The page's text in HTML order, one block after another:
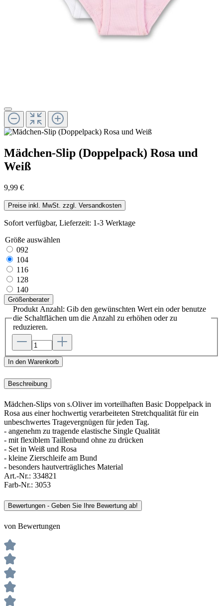
Mädchen-Slip (Doppelpack) Rosa und
Weiß
9,99 €
Preise inkl. MwSt. zzgl. Versandkosten
Sofort verfügbar, Lieferzeit: 1-3 Werktage
Größe auswählen
092
104
116
128
140
Größenberater
Produkt Anzahl: Gib den gewünschten Wert ein oder benutze
die Schaltflächen um die Anzahl zu erhöhen oder zu
reduzieren.
In den Warenkorb
Beschreibung
Mädchen-Slips von s.Oliver im vorteilhaften Basic Doppelpack in
Rosa aus einer hochwertig verarbeiteten Stretchqualität für ein
unbeschwertes Tragevergnügen für jeden Tag.
- angenehm zu tragende elastische Single Qualität
- mit flexiblem Taillenbund ohne zu drücken
- Set in Weiß und Rosa
- kleine Zierschleife am Bund
- besonders hautverträgliches Material
Art.-Nr.: 334821
Farb-Nr.: 3053
Bewertungen - Geben Sie Ihre Bewertung ab!
von Bewertungen